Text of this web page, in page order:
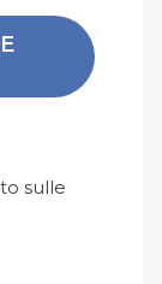
sulle